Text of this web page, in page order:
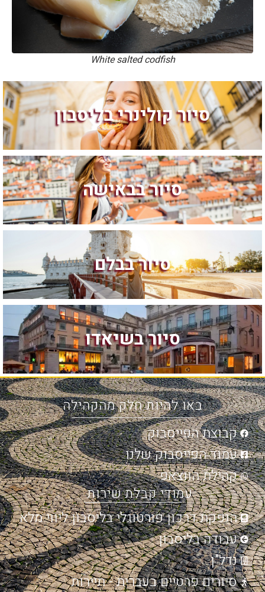
White salted codfish
סיור קולינרי בליסבון
סיור בבאישה
סיור בבלם
סיור בשיאדו
באו להיות חלק מהקהילה
קבוצת הפייסבוק
עמוד הפייסבוק שלנו
קהילת הווצאפ
עמודי קבלת שירות
הנפקת דרכון פורטוגלי בליסבון ליווי מלא
עבודה בליסבון
נדל"ן
סיורים פרטיים בעברית - תיירות